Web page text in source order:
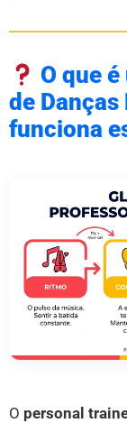
O que
de
funciona
O personal